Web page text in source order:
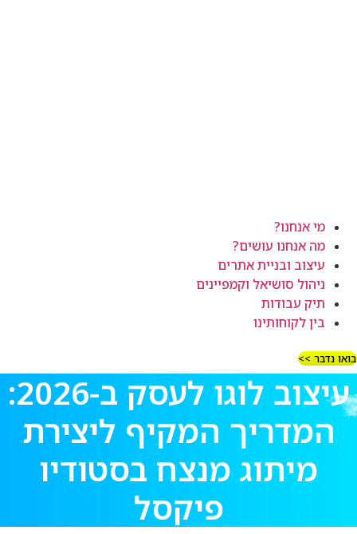
מי אנחנו?
מה אנחנו עושים?
עיצוב ובניית אתרים
ניהול סושיאל וקמפיינים
תיק עבודות
בין לקוחותינו
בואו נדבר >>
עיצוב לוגו לעסק ב-2026:
המדריך המקיף ליצירת
מיתוג מנצח בסטודיו
פיקסל